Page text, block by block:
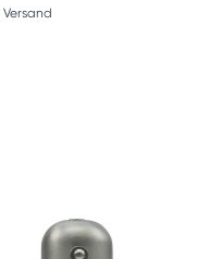
Versand